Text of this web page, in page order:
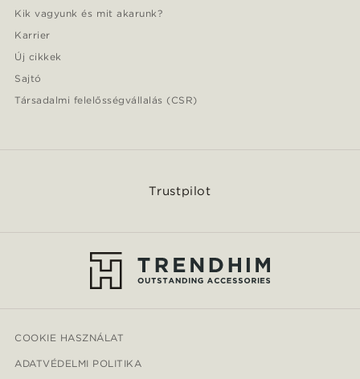
Kik vagyunk és mit akarunk?
Karrier
Új cikkek
Sajtó
Társadalmi felelősségvállalás (CSR)
Trustpilot
COOKIE HASZNÁLAT
ADATVÉDELMI POLITIKA